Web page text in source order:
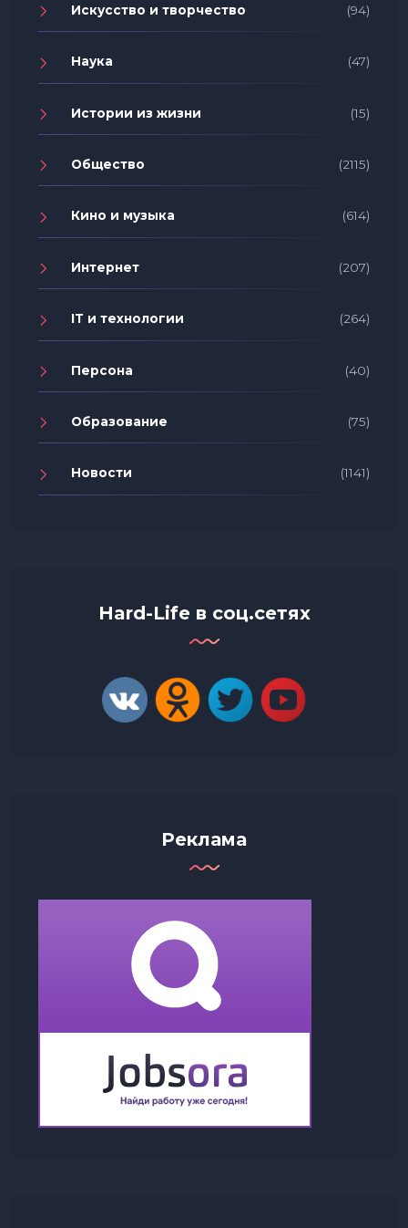
Искусство и творчество (94)
Наука (47)
Истории из жизни (15)
Общество (2115)
Кино и музыка (614)
Интернет (207)
IT и технологии (264)
Персона (40)
Образование (75)
Новости (1141)
Hard-Life в соц.сетях
Реклама